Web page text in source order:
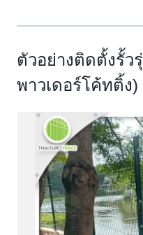
ตัวอย่างติดตั้งรั้ว
พาวเดอร์โค้ทติ้ง)